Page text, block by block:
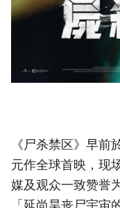
《尸杀禁区》早
元作全球首映，现
媒及观众一致赞誉
「延尚昊丧尸宇宙